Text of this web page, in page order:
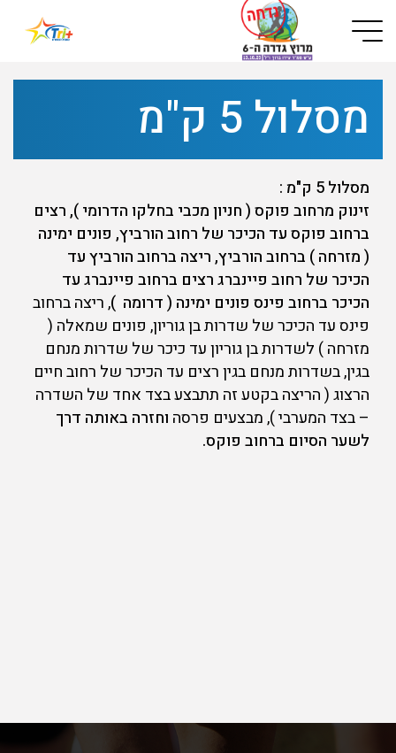
Button used only for devices with a small screen
מסלול 5 ק"מ
מסלול 5 ק"מ :
זינוק מרחוב פוקס ( חניון מכבי בחלקו הדרומי ), רצים
ברחוב פוקס עד הכיכר של רחוב הורביץ, פונים ימינה
( מזרחה ) ברחוב הורביץ, ריצה ברחוב הורביץ עד
הכיכר של רחוב פיינברג רצים ברחוב פיינברג עד
הכיכר ברחוב פינס פונים ימינה ( דרומה ), ריצה ברחוב
פינס עד הכיכר של שדרות בן גוריון, פונים שמאלה (
מזרחה ) לשדרות בן גוריון עד כיכר של שדרות מנחם
בגין, בשדרות מנחם בגין רצים עד הכיכר של רחוב חיים
הרצוג ( הריצה בקטע זה תתבצע בצד אחד של השדרה
– בצד המערבי ), מבצעים פרסה וחזרה באותה דרך
לשער הסיום ברחוב פוקס.